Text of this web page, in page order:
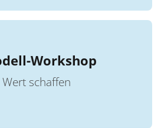
Workshop
schaffen